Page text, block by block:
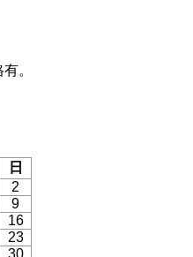
。
日
2
9
16
23